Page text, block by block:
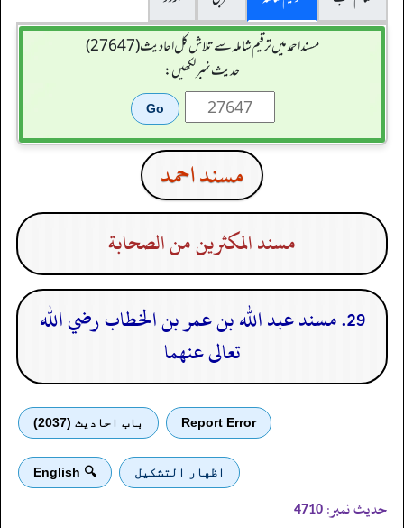
مسند احمد میں ترقیم شاملہ سے تلاش کل احادیث (27647)
حدیث نمبر لکھیں:
مسند احمد
مسند المكثرين من الصحابة
29. مسند عبد الله بن عمر بن الخطاب رضي الله
تعالى عنهما
Report Error باب احادیث (2037)
اظهار التشكيل 🔍 English
حدیث نمبر: 4710